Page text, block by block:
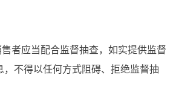
者应当配合监督抽查，如实提供监督
，不得以任何方式阻碍、拒绝监督抽